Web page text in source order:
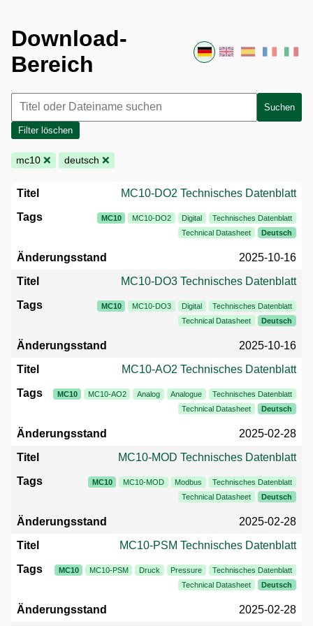
Download-
Bereich
Suchen
Filter löschen
mc10❌ deutsch ❌
MC10-DO2 Technisches Datenblatt
MC10 MC10-DO2 Digital
Technisches Datenblatt
Technical Datasheet
Deutsch
2025-10-16
MC10-DO3 Technisches Datenblatt
MC10 MC10-DO3 Digital
Technisches Datenblatt
Technical Datasheet
Deutsch
2025-10-16
MC10-AO2 Technisches Datenblatt
MC10 MC10-AO2 Analog Analogue
Technisches Datenblatt
Technical Datasheet
Deutsch
2025-02-28
MC10-MOD Technisches Datenblatt
MC10 MC10-MOD Modbus
Technisches Datenblatt
Technical Datasheet
Deutsch
2025-02-28
MC10-PSM Technisches Datenblatt
MC10 MC10-PSM Druck Pressure
Technisches Datenblatt
Technical Datasheet
Deutsch
2025-02-28